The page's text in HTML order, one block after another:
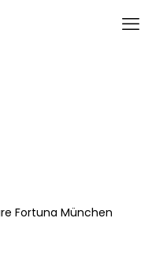
Fortuna München